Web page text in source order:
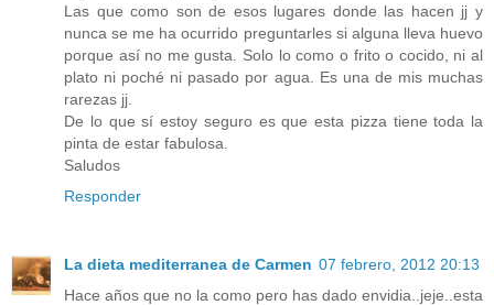
Las que como son de esos lugares donde las hacen jj y
nunca se me ha ocurrido preguntarles si alguna lleva huevo
porque así no me gusta. Solo lo como o frito o cocido, ni al
plato ni poché ni pasado por agua. Es una de mis muchas
rarezas jj.
De lo que sí estoy seguro es que esta pizza tiene toda la
pinta de estar fabulosa.
Saludos
Responder
La dieta mediterranea de Carmen 07 febrero, 2012 20:13
Hace años que no la como pero has dado envidia..jeje..esta